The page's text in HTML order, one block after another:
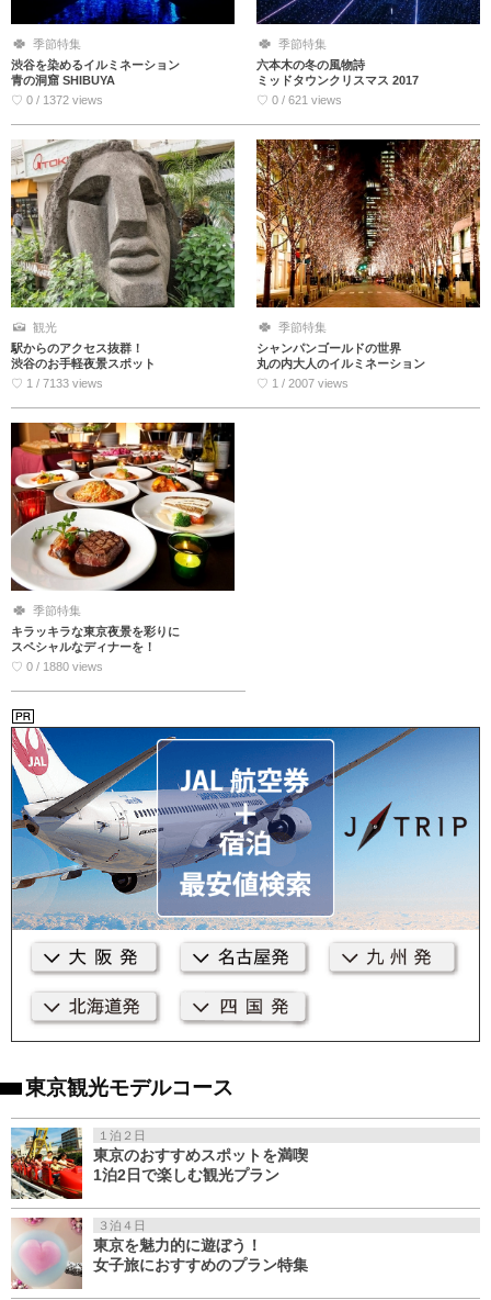
季節特集
渋谷を染めるイルミネーション
青の洞窟 SHIBUYA
♡ 0 / 1372 views
季節特集
六本木の冬の風物詩
ミッドタウンクリスマス 2017
♡ 0 / 621 views
観光
駅からのアクセス抜群！
渋谷のお手軽夜景スポット
♡ 1 / 7133 views
季節特集
シャンパンゴールドの世界
丸の内大人のイルミネーション
♡ 1 / 2007 views
季節特集
キラッキラな東京夜景を彩りに
スペシャルなディナーを！
♡ 0 / 1880 views
東京観光モデルコース
１泊２日
東京のおすすめスポットを満喫
1泊2日で楽しむ観光プラン
３泊４日
東京を魅力的に遊ぼう！
女子旅におすすめのプラン特集